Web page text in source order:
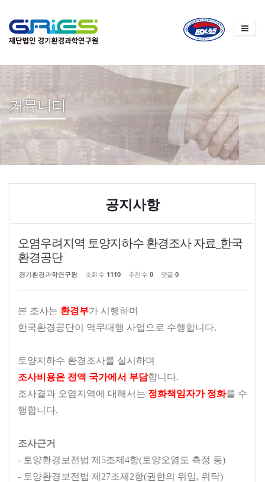
커뮤니티
공지사항
오염우려지역 토양지하수 환경조사 자료_한국
환경공단
경기환경과학연구원 조회 수 1110 추천 수 0 댓글 0
본 조사는 환경부가 시행하며
한국환경공단이 역무대행 사업으로 수행합니다.
토양지하수 환경조사를 실시하며
조사비용은 전액 국가에서 부담합니다.
조사결과 오염지역에 대해서는 정화책임자가 정화를 수
행합니다.
조사근거
- 토양환경보전법 제5조제4항(토양오염도 측정 등)
- 토양환경보전법 제27조제2항(권한의 위임, 위탁)
스케치북5
스케치북5